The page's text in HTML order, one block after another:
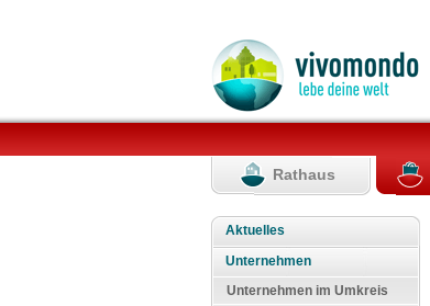
Rathaus
Aktuelles
Unternehmen
Unternehmen im Umkreis